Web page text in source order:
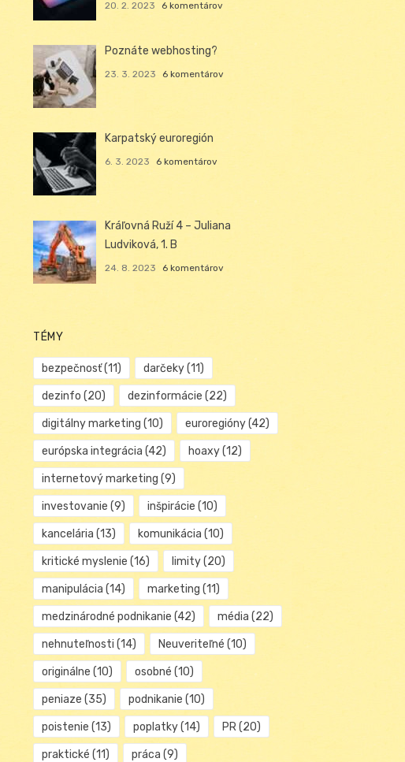
20. 2. 2023 6 komentárov
Poznáte webhosting?
23. 3. 2023 6 komentárov
Karpatský euroregión
6. 3. 2023 6 komentárov
Kráľovná Ruží 4 – Juliana
Ludviková, 1. B
24. 8. 2023 6 komentárov
TÉMY
bezpečnosť(11) darčeky(11)
dezinfo (20) dezinformácie (22)
digitálny marketing (10) euroregióny(42)
európska integrácia (42) hoaxy(12)
internetový marketing (9)
investovanie (9) inšpirácie (10)
kancelária (13) komunikácia (10)
kritické myslenie (16) limity(20)
manipulácia (14) marketing (11)
medzinárodné podnikanie (42) média (22)
nehnuteľnosti (14) Neuveriteľné (10)
originálne (10) osobné (10)
peniaze (35) podnikanie (10)
poistenie (13) poplatky(14) PR(20)
praktické (11) práca (9)